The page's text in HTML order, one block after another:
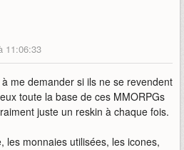
11:06:33
me demander si ils ne se revendent
toute la base de ces MMORPGs
juste un reskin à chaque fois.
les monnaies utilisées, les icones,